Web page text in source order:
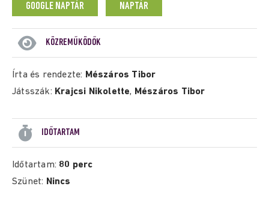
GOOGLE NAPTÁR NAPTÁR
KÖZREMŰKÖDŐK
Írta és rendezte: Mészáros Tibor
Játsszák: Krajcsi Nikolette, Mészáros Tibor
IDŐTARTAM
Időtartam: 80 perc
Szünet: Nincs